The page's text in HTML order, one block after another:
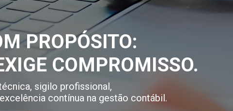
PROPÓSITO:
COMPROMISSO.
sigilo profissional,
contínua na gestão contábil.